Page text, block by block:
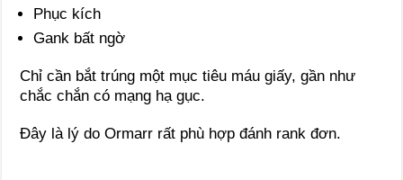
Phục kích
Gank bất ngờ
Chỉ cần bắt trúng một mục tiêu máu giấy, gần như
chắc chắn có mạng hạ gục.
Đây là lý do Ormarr rất phù hợp đánh rank đơn.